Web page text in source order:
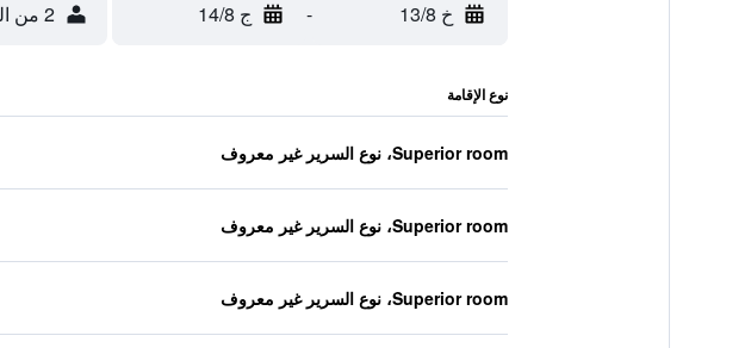
خ 13/8 - ج 14/8 2 من الضيوف، غرفة واحدة
نوع الإقامة
Superior room، نوع السرير غير معروف
Superior room، نوع السرير غير معروف
Superior room، نوع السرير غير معروف